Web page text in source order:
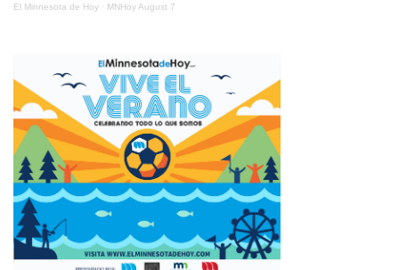
El Minnesota de Hoy · MNHoy August 7